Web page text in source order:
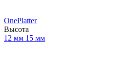
OnePlatter
Высота
12 мм 15 мм